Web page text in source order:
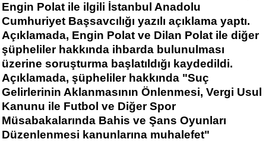
Engin Polat ile ilgili İstanbul Anadolu
Cumhuriyet Başsavcılığı yazılı açıklama yaptı.
Açıklamada, Engin Polat ve Dilan Polat ile diğer
şüpheliler hakkında ihbarda bulunulması
üzerine soruşturma başlatıldığı kaydedildi.
Açıklamada, şüpheliler hakkında "Suç
Gelirlerinin Aklanmasının Önlenmesi, Vergi Usul
Kanunu ile Futbol ve Diğer Spor
Müsabakalarında Bahis ve Şans Oyunları
Düzenlenmesi kanunlarına muhalefet"